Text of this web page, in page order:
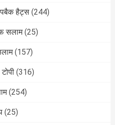
हैट्स (244)
सलाम (25)
(157)
(316)
(254)
(25)